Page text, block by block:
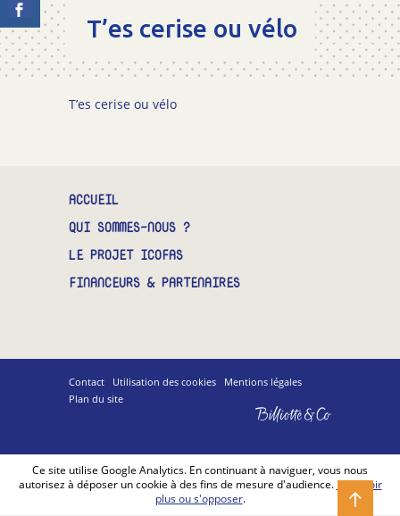
MÉTHODOLOGIE
T’es cerise ou vélo
T’es cerise ou vélo
ACCUEIL
QUI SOMMES-NOUS ?
LE PROJET ICOFAS
FINANCEURS & PARTENAIRES
Contact Utilisation des cookies
Mentions légales
Plan du site
Billiotte
Ce site utilise Google Analytics. En continuant à naviguer, vous nous
autorisez à déposer un cookie à des fins de mesure d'audience. En savoir
plus ou s'opposer.